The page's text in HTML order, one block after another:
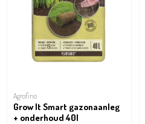
Agrofino
Grow It Smart gazonaanleg
+ onderhoud 40l